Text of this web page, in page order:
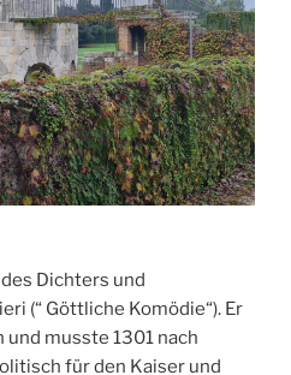
Dichters und
(“ Göttliche Komödie“). Er
musste 1301 nach
für den Kaiser und